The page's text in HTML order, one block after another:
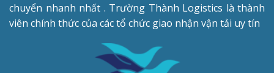
chuyển nhanh nhất . Trường Thành Logistics là thành
viên chính thức của các tổ chức giao nhận vận tải uy tín